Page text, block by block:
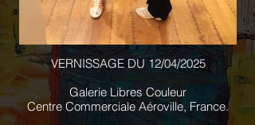
VERNISSAGE DU 12/04/2025
Galerie Libres Couleur
Centre Commerciale Aéroville, France.